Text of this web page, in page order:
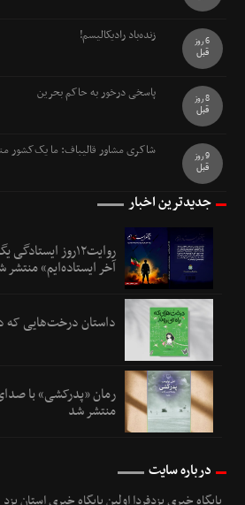
زنده‌باد رادیکالیسم!
6 روز
قبل
پاسخی درخور به حاکم بحرین
8 روز
قبل
شاکری مشاور قالیباف: ما یک‌کشور
9 روز
قبل
جدیدترین اخبار
روایت۱۲روز
آخر ایستاده‌ایم» منتشر
داستان درخت‌هایی که
رمان «پدرکشی» با
منتشر شد
درباره سایت